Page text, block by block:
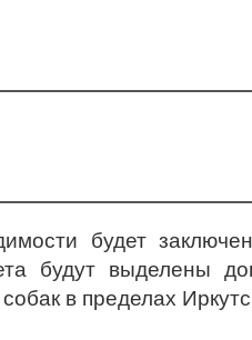
будет
будут выделены
в пределах